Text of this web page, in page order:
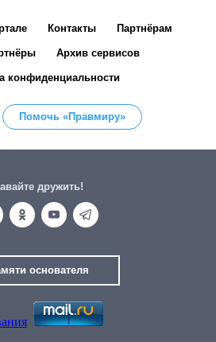
Контакты Партнёрам
Архив сервисов
конфиденциальности
Помочь «Правмиру»
дружить!
основателя